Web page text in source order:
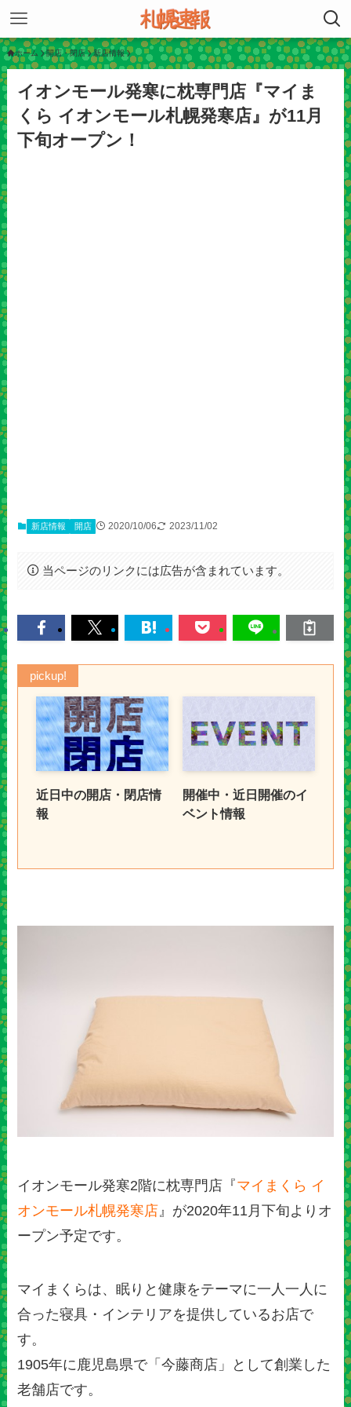
ホーム 開店・閉店 新店情報
イオンモール発寒に枕専門店『マイま
くら イオンモール札幌発寒店』が11月
下旬オープン！
新店情報 開店 2020/10/06 2023/11/02
当ページのリンクには広告が含まれています。
pickup!
近日中の開店・閉店情
報
開催中・近日開催のイ
ベント情報
イオンモール発寒2階に枕専門店『マイまくら イ
オンモール札幌発寒店 』が2020年11月下旬よりオ
ープン予定です。
マイまくらは、眠りと健康をテーマに一人一人に
合った寝具・インテリアを提供しているお店で
す。
1905年に鹿児島県で「今藤商店」として創業した
老舗店です。